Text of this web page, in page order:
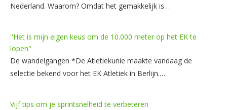
Nederland. Waarom? Omdat het gemakkelijk is…
''Het is mijn eigen keus om de 10.000 meter op het EK te
lopen''
De wandelgangen *De Atletiekunie maakte vandaag de
selectie bekend voor het EK Atletiek in Berlijn.…
Vijf tips om je sprintsnelheid te verbeteren